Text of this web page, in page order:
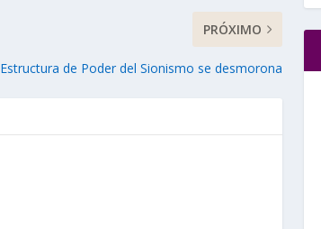
PRÓXIMO
Estructura de Poder del Sionismo se desmorona